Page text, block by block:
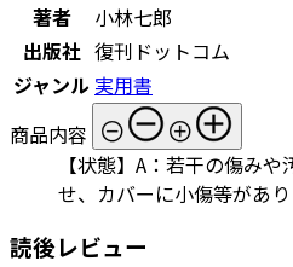
著者
小林七郎
出版社 復刊ドットコム
ジャンル 実用書
商品内容
【状態】A：若干の傷み
せ、カバーに小傷等があり
読後レビュー